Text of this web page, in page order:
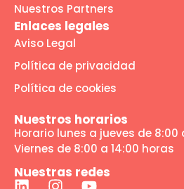
Nuestros Partners
Enlaces legales
Aviso Legal
Política de privacidad
Política de cookies
Nuestros horarios
Horario lunes a jueves de 8:00
Viernes de 8:00 a 14:00 horas
Nuestras redes